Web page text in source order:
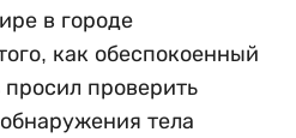
в городе
как обеспокоенный
просил проверить
тела